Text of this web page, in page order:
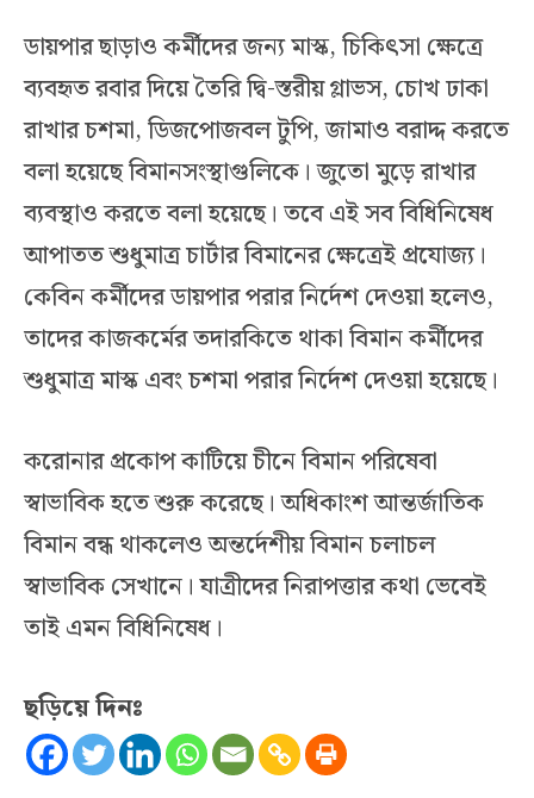
ডায়পার ছাড়াও কর্মীদের জন্য মাস্ক, চিকিৎসা ক্ষেত্রে
ব্যবহৃত রবার দিয়ে তৈরি দ্বি-স্তরীয় গ্লাভস, চোখ ঢাকা
রাখার চশমা, ডিজপোজবল টুপি, জামাও বরাদ্দ করতে
বলা হয়েছে বিমানসংস্থাগুলিকে। জুতো মুড়ে রাখার
ব্যবস্থাও করতে বলা হয়েছে। তবে এই সব বিধিনিষেধ
আপাতত শুধুমাত্র চার্টার বিমানের ক্ষেত্রেই প্রযোজ্য।
কেবিন কর্মীদের ডায়পার পরার নির্দেশ দেওয়া হলেও,
তাদের কাজকর্মের তদারকিতে থাকা বিমান কর্মীদের
শুধুমাত্র মাস্ক এবং চশমা পরার নির্দেশ দেওয়া হয়েছে।
করোনার প্রকোপ কাটিয়ে চীনে বিমান পরিষেবা
স্বাভাবিক হতে শুরু করেছে। অধিকাংশ আন্তর্জাতিক
বিমান বন্ধ থাকলেও অন্তর্দেশীয় বিমান চলাচল
স্বাভাবিক সেখানে। যাত্রীদের নিরাপত্তার কথা ভেবেই
তাই এমন বিধিনিষেধ।
ছড়িয়ে দিনঃ